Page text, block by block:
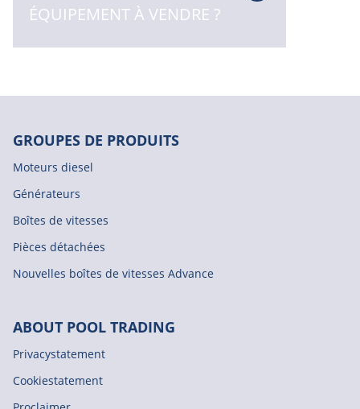
ÉQUIPEMENT À VENDRE ?
GROUPES DE PRODUITS
Moteurs diesel
Générateurs
Boîtes de vitesses
Pièces détachées
Nouvelles boîtes de vitesses Advance
ABOUT POOL TRADING
Privacystatement
Cookiestatement